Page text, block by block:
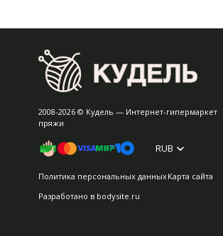
2008-2026 © Кудель — Интернет-гипермаркет
пряжи
RUB
Политика персональных данныхКарта сайта
Разработано в bodysite.ru